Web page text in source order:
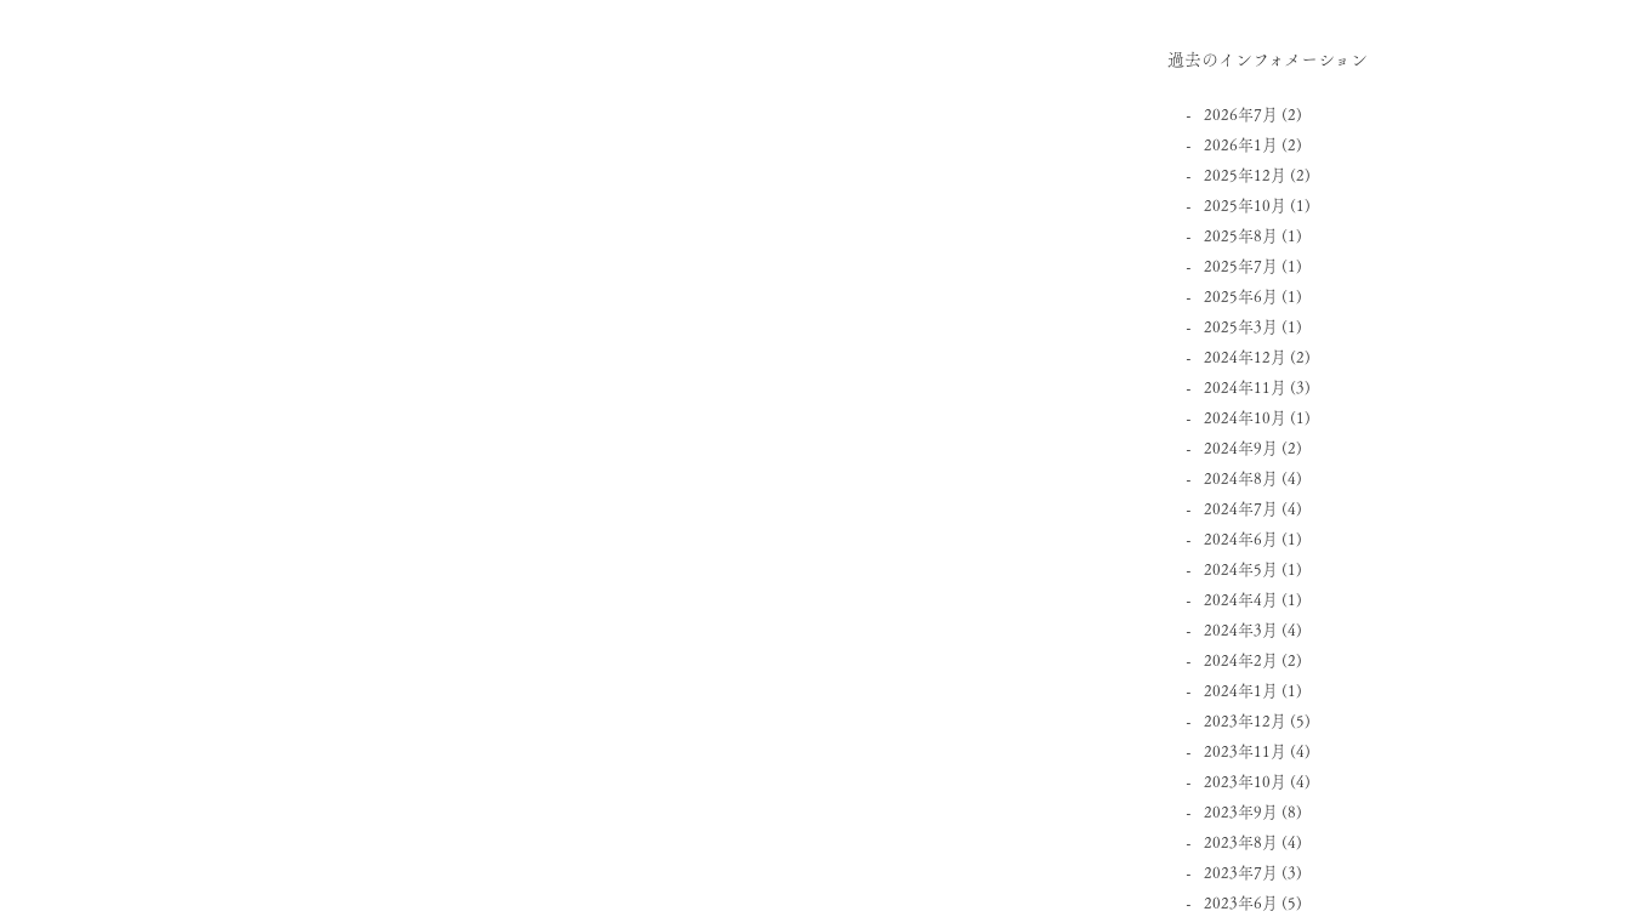
過去のインフォメーション
2026年7月 (2)
2026年1月 (2)
2025年12月 (2)
2025年10月 (1)
2025年8月 (1)
2025年7月 (1)
2025年6月 (1)
2025年3月 (1)
2024年12月 (2)
2024年11月 (3)
2024年10月 (1)
2024年9月 (2)
2024年8月 (4)
2024年7月 (4)
2024年6月 (1)
2024年5月 (1)
2024年4月 (1)
2024年3月 (4)
2024年2月 (2)
2024年1月 (1)
2023年12月 (5)
2023年11月 (4)
2023年10月 (4)
2023年9月 (8)
2023年8月 (4)
2023年7月 (3)
2023年6月 (5)